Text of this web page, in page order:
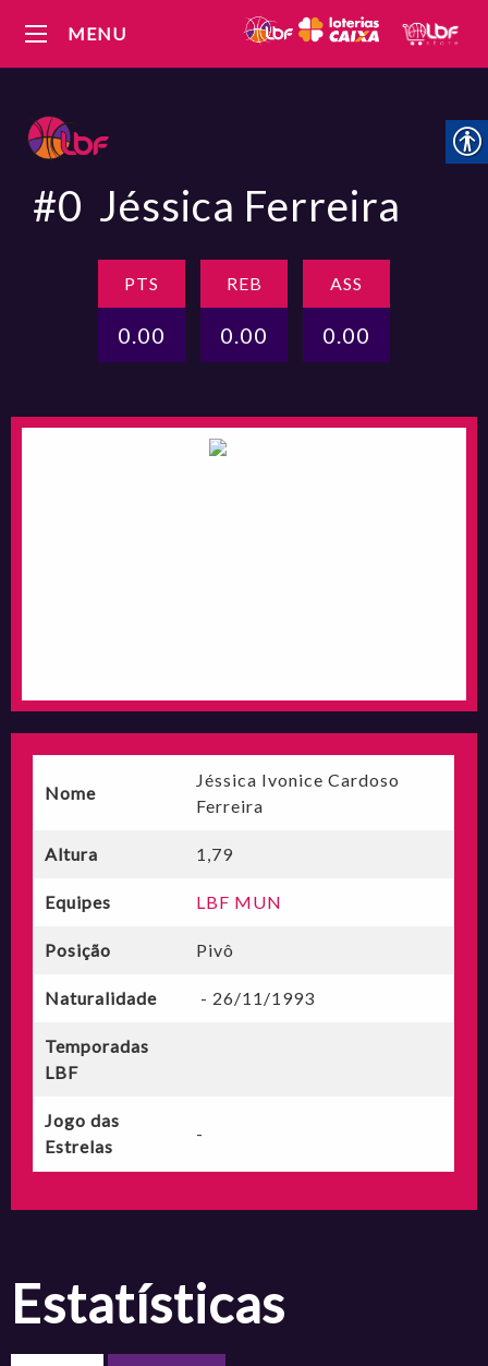
MENU
#0 Jéssica Ferreira
PTS
0.00
REB
0.00
ASS
0.00
Nome
Jéssica Ivonice Cardoso
Ferreira
Altura 1,79
Equipes LBF MUN
Posição Pivô
Naturalidade - 26/11/1993
Temporadas
LBF
Jogo das
Estrelas
-
estatísticas